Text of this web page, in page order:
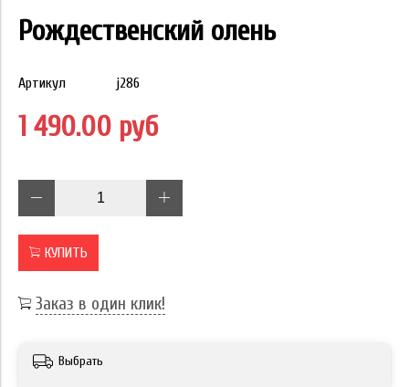
Рождественский олень
Артикул j286
1 490.00 руб
КУПИТЬ
Заказ в один клик!
Выбрать